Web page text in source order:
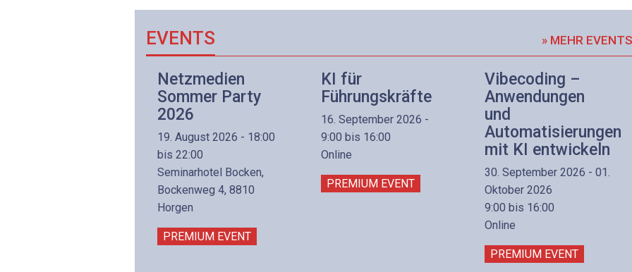
EVENTS » MEHR
Netzmedien
Sommer Party
2026
19. August 2026 - 18:00
bis 22:00
Seminarhotel Bocken,
Bockenweg 4, 8810
Horgen
PREMIUM EVENT
KI für
Führungskräfte
16. September 2026 -
9:00 bis 16:00
Online
PREMIUM EVENT
Vibecoding –
Anwendungen
und
Automatisierungen
mit KI entwickeln
30. September 2026 - 01.
Oktober 2026
9:00 bis 16:00
Online
PREMIUM EVENT